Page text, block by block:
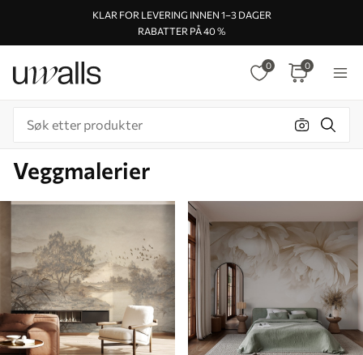
KLAR FOR LEVERING INNEN 1–3 DAGER
RABATTER PÅ 40 %
0 0
Veggmalerier